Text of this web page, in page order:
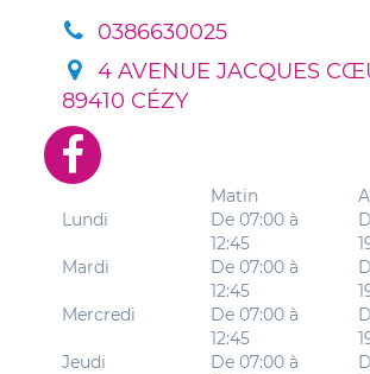
0386630025
4 AVENUE JACQUES
89410 CÉZY
Matin
Lundi
De 07:00 à
12:45
Mardi
De 07:00 à
12:45
Mercredi
De 07:00 à
12:45
Jeudi
De 07:00 à